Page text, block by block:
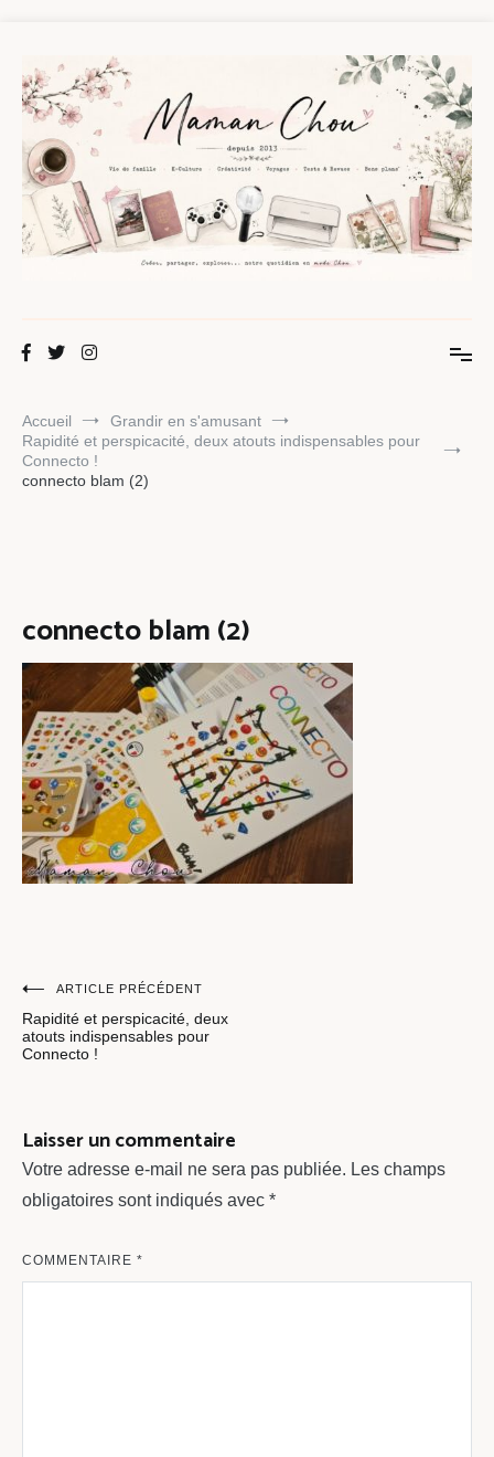
contenu
Maman Chou
Accueil
Grandir en s'amusant
Rapidité et perspicacité, deux atouts indispensables pour
Connecto !
connecto blam (2)
connecto blam (2)
Navigation
de
ARTICLE PRÉCÉDENT
Rapidité et perspicacité, deux
atouts indispensables pour
Connecto !
Laisser un commentaire
Votre adresse e-mail ne sera pas publiée. Les champs
obligatoires sont indiqués avec *
COMMENTAIRE *